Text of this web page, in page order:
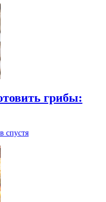
грибы:
спустя